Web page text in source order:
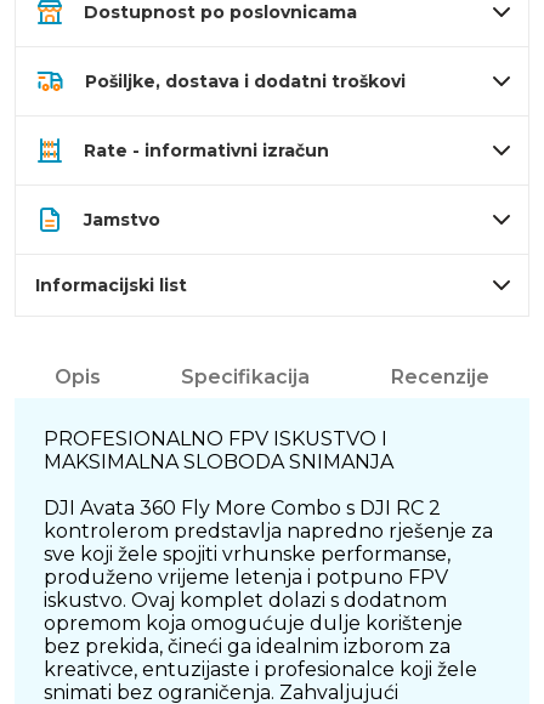
Dostupnost po poslovnicama
Pošiljke, dostava i dodatni troškovi
Rate - informativni izračun
Jamstvo
Informacijski list
Opis Specifikacija Recenzije
PROFESIONALNO FPV ISKUSTVO I
MAKSIMALNA SLOBODA SNIMANJA
DJI Avata 360 Fly More Combo s DJI RC 2
kontrolerom predstavlja napredno rješenje za
sve koji žele spojiti vrhunske performanse,
produženo vrijeme letenja i potpuno FPV
iskustvo. Ovaj komplet dolazi s dodatnom
opremom koja omogućuje dulje korištenje
bez prekida, čineći ga idealnim izborom za
kreativce, entuzijaste i profesionalce koji žele
snimati bez ograničenja. Zahvaljujući